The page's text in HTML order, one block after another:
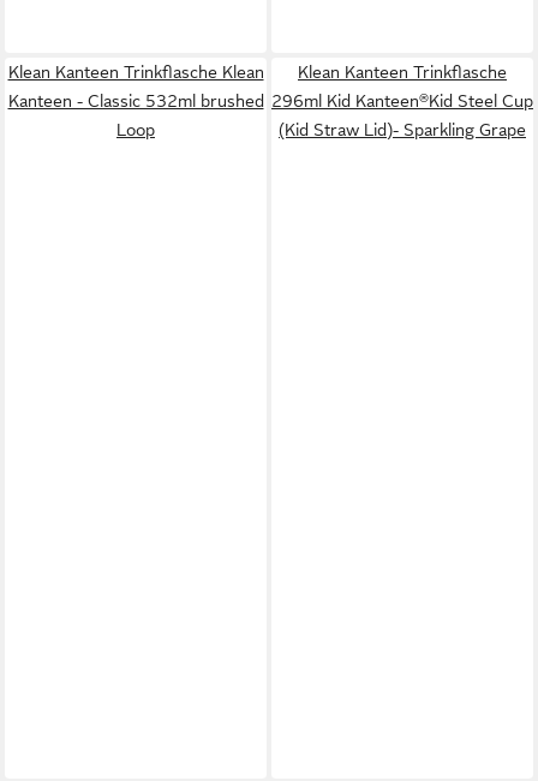
Klean Kanteen Trinkflasche Klean
Kanteen - Classic 532ml brushed
Loop
Klean Kanteen Trinkflasche
296ml Kid Kanteen®Kid Steel Cup
(Kid Straw Lid)- Sparkling Grape